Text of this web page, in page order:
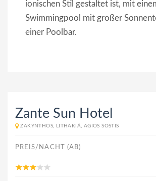
ionischen Stil gestaltet ist, mit
Swimmingpool mit großer
einer Poolbar.
Zante Sun Hotel
ZAKYNTHOS, LITHAKIÁ, AGIOS SOSTIS
PREIS/NACHT (AB)